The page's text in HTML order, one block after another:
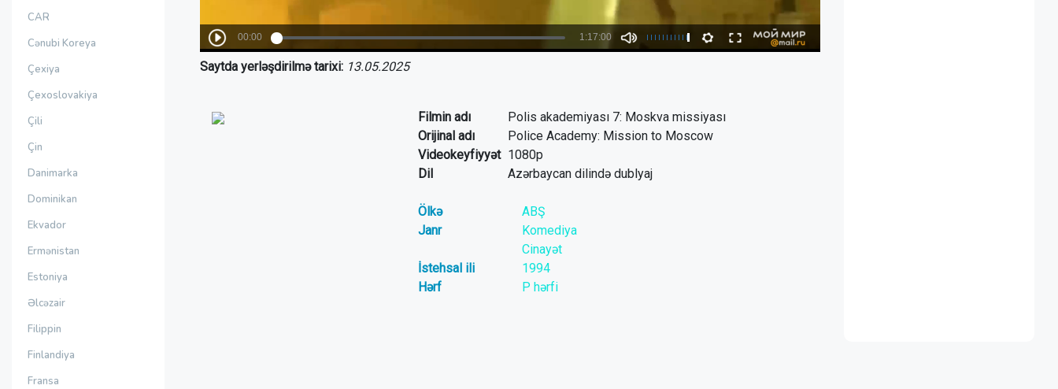
CAR
Cənubi Koreya
Çexiya
Çexoslovakiya
Çili
Çin
Danimarka
Dominikan
Ekvador
Ermənistan
Estoniya
Əlcəzair
Filippin
Finlandiya
Fransa
Saytda yerləşdirilmə tarixi: 13.05.2025
Filmin adı
Polis akademiyası 7: Moskva missiyası
Orijinal adı
Police Academy: Mission to Moscow
Videokeyfiyyət 1080p
Dil
Azərbaycan dilində dublyaj
Ölkə
ABŞ
Janr
Komediya
Cinayət
İstehsal ili
1994
Hərf
P hərfi